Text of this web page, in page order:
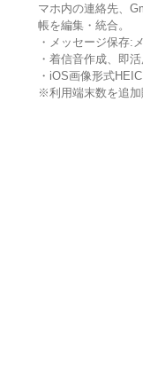
マホ内の連絡先、
帳を編集・統合。
・メッセージ保存:
・着信音作成、即活
・iOS画像形式
※利用端末数を追加